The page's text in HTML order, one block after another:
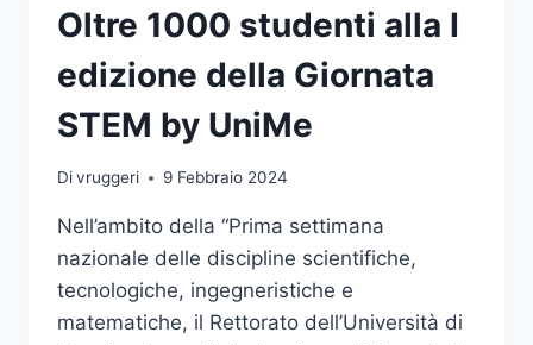
2021
PER
AZIONI
IN
TEMA
DI
DI
Oltre 1000 studenti alla I
edizione della Giornata
STEM by UniMe
Divruggeri 9 Febbraio 2024
Nell’ambito della “Prima settimana
nazionale delle discipline scientifiche,
tecnologiche, ingegneristiche e
matematiche, il Rettorato dell’Università di